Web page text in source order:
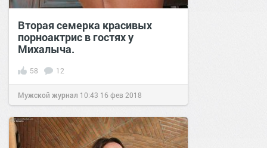
Вторая семерка красивых
порноактрис в гостях у
Михалыча.
58 12
Мужской журнал 10:43 16 фев 2018